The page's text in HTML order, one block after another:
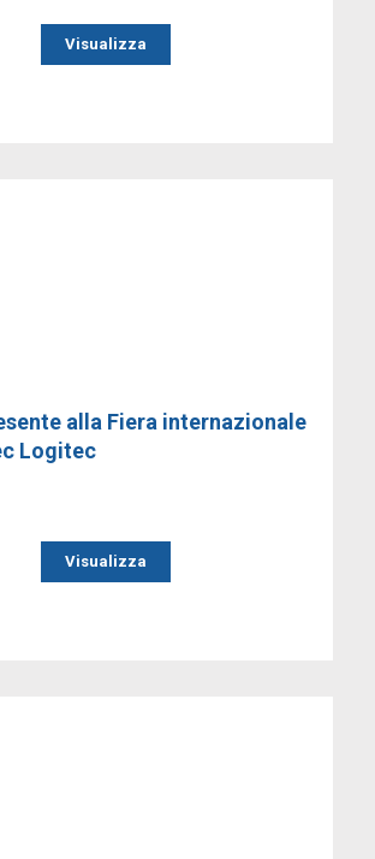
Visualizza
alla Fiera internazionale
Logitec
Visualizza